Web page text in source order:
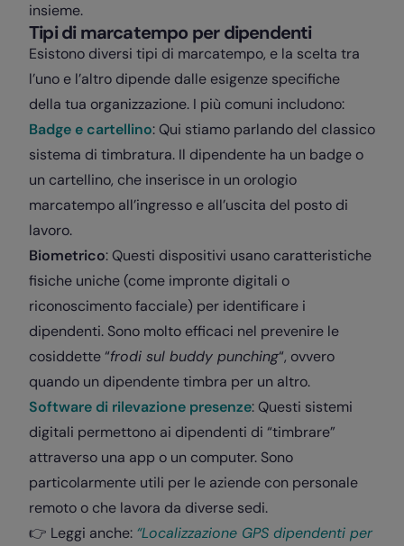
insieme.
Tipi di marcatempo per dipendenti
Esistono diversi tipi di marcatempo, e la scelta tra
l’uno e l’altro dipende dalle esigenze specifiche
della tua organizzazione. I più comuni includono:
Badge e cartellino: Qui stiamo parlando del classico
sistema di timbratura. Il dipendente ha un badge o
un cartellino, che inserisce in un orologio
marcatempo all’ingresso e all’uscita del posto di
lavoro.
Biometrico: Questi dispositivi usano caratteristiche
fisiche uniche (come impronte digitali o
riconoscimento facciale) per identificare i
dipendenti. Sono molto efficaci nel prevenire le
cosiddette “frodi sul buddy punching“, ovvero
quando un dipendente timbra per un altro.
Software di rilevazione presenze: Questi sistemi
digitali permettono ai dipendenti di “timbrare”
attraverso una app o un computer. Sono
particolarmente utili per le aziende con personale
remoto o che lavora da diverse sedi.
👉 Leggi anche: “Localizzazione GPS dipendenti per